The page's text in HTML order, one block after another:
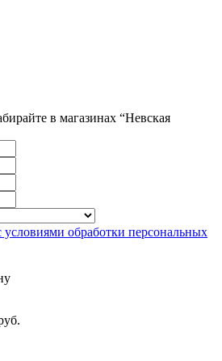
в магазинах “Невская
условиями обработки персональных